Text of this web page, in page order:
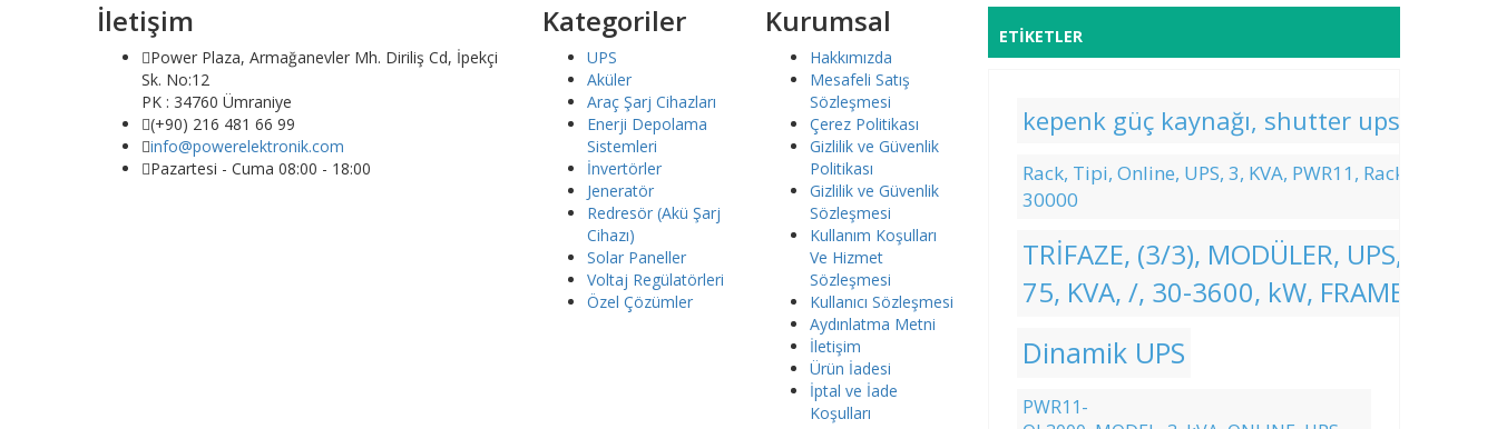
İletişim
Power Plaza, Armağanevler Mh. Diriliş Cd, İpekçi
Sk. No:12
PK : 34760 Ümraniye
(+90) 216 481 66 99
info@powerelektronik.com
Pazartesi - Cuma 08:00 - 18:00
Kategoriler
UPS
Aküler
Araç Şarj Cihazları
Enerji Depolama
Sistemleri
İnvertörler
Jeneratör
Redresör (Akü Şarj
Cihazı)
Solar Paneller
Voltaj Regülatörleri
Özel Çözümler
Kurumsal
Hakkımızda
Mesafeli Satış
Sözleşmesi
Çerez Politikası
Gizlilik ve Güvenlik
Politikası
Gizlilik ve Güvenlik
Sözleşmesi
Kullanım Koşulları
Ve Hizmet
Sözleşmesi
Kullanıcı Sözleşmesi
Aydınlatma Metni
İletişim
Ürün İadesi
İptal ve İade
Koşulları
ETIKETLER
kepenk güç kaynağı, shutter ups,
Rack, Tipi, Online, UPS, 3, KVA, PWR11, Rack, Ol-
30000
TRİFAZE, (3/3), MODÜLER, UPS, 15-
75, KVA, /, 30-3600, kW, FRAME
Dinamik UPS
PWR11-